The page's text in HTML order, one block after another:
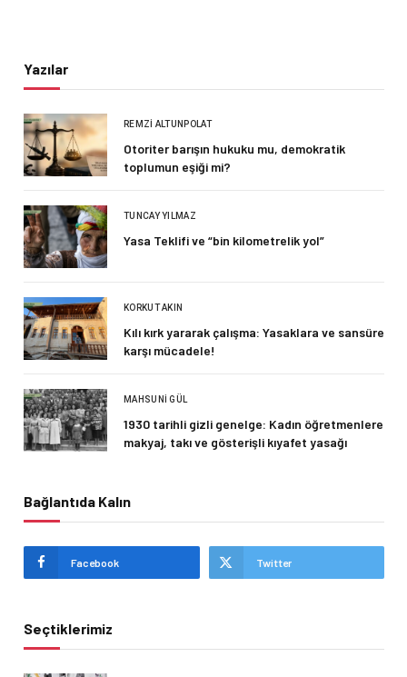
Yazılar
REMZI ALTUNPOLAT
Otoriter barışın hukuku mu, demokratik
toplumun eşiği mi?
TUNCAY YILMAZ
Yasa Teklifi ve “bin kilometrelik yol”
KORKUT AKIN
Kılı kırk yararak çalışma: Yasaklara ve sansüre
karşı mücadele!
MAHSUNI GÜL
1930 tarihli gizli genelge: Kadın öğretmenlere
makyaj, takı ve gösterişli kıyafet yasağı
Bağlantıda Kalın
Facebook Twitter
Seçtiklerimiz